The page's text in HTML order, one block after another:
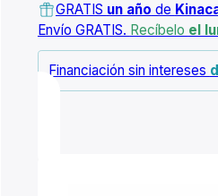
precio
era:
GRATIS un año de
Envío GRATIS. Recíbelo el
Financiación sin intereses